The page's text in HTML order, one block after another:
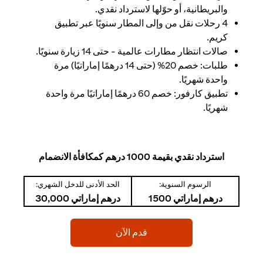
والبريطانية، أو حوّلها لاسترداد نقدي.
4 رحلات نقل من وإلى المطار سنويًا عبر تطبيق
كريم.
صالات انتظار مطارات عالمية - حتى 14 زيارة سنويًا.
طلبات: خصم 20% (حتى 14 درهمًا إماراتيًا) مرة
واحدة شهريًا.
تطبيق كارفور: خصم 60 درهمًا إماراتيًا مرة واحدة
شهريًا.
استرداد نقدي بقيمة 1000 درهم كمكافأة الانضمام
الرسوم السنوية:
درهم إماراتي 1500
الحد الأدنى للدخل الشهري:
درهم إماراتي 30,000
قدم الآن